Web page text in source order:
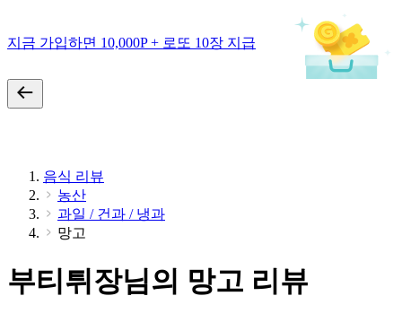
지금 가입하면 10,000P + 로또 10장 지급
음식 리뷰
농산
과일 / 건과 / 냉과
망고
부티튀장님의 망고 리뷰